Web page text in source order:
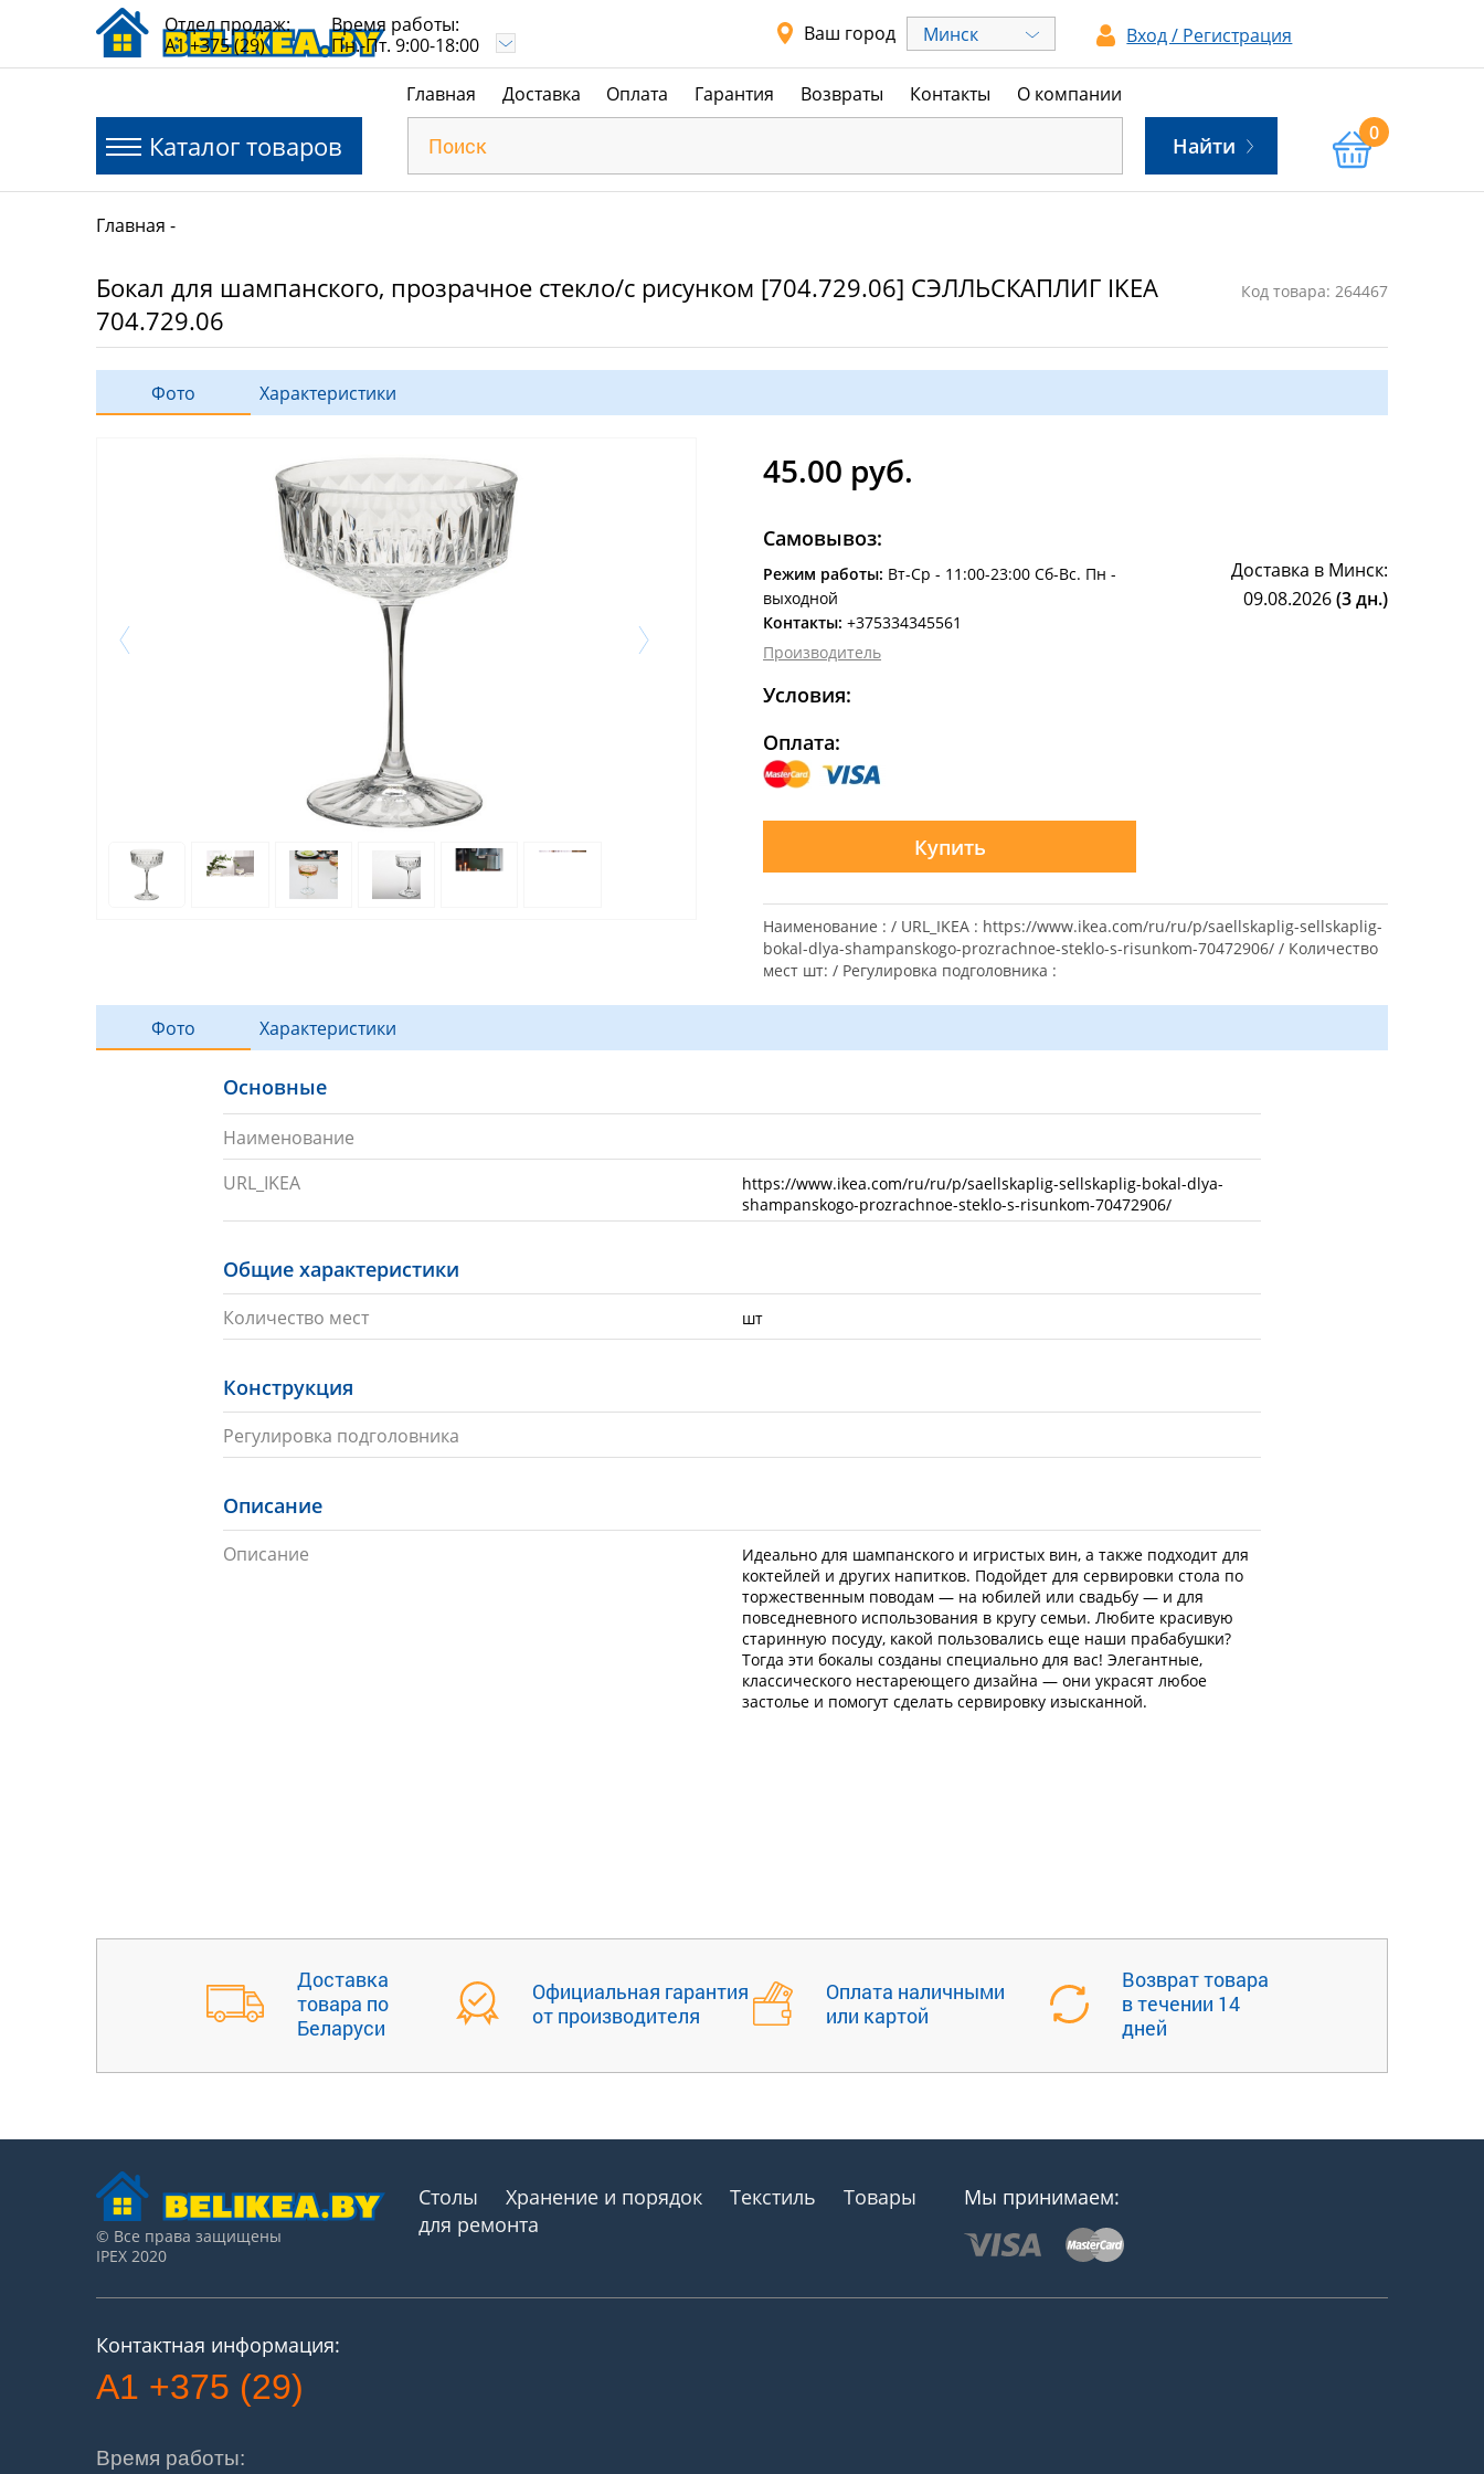
Каталог товаров
Отдел продаж:
A1 +375 (29)
Время работы:
Пн.-Пт. 9:00-18:00
Ваш город Минск Вход / Регистрация
Главная Доставка Оплата Гарантия Возвраты Контакты О компании
Найти 0
Главная
Бокал для шампанского, прозрачное стекло/с рисунком [704.729.06] СЭЛЛЬСКАПЛИГ IKEA
704.729.06
Код товара: 264467
Фото Характеристики
45.00 руб.
Самовывоз:
Режим работы: Вт-Ср - 11:00-23:00 Сб-Вс. Пн -
выходной
Контакты: +375334345561
Производитель
Доставка в Минск:
09.08.2026(3 дн.)
Условия:
Оплата:
Купить
Наименование : / URL_IKEA : https://www.ikea.com/ru/ru/p/saellskaplig-sellskaplig-
bokal-dlya-shampanskogo-prozrachnoe-steklo-s-risunkom-70472906/ / Количество
мест шт: / Регулировка подголовника :
Фото Характеристики
Основные
Наименование
URL_IKEA
https://www.ikea.com/ru/ru/p/saellskaplig-sellskaplig-bokal-dlya-
shampanskogo-prozrachnoe-steklo-s-risunkom-70472906/
Общие характеристики
Количество мест шт
Конструкция
Регулировка подголовника
Описание
Описание
Идеально для шампанского и игристых вин, а также подходит для
коктейлей и других напитков. Подойдет для сервировки стола по
торжественным поводам — на юбилей или свадьбу — и для
повседневного использования в кругу семьи. Любите красивую
старинную посуду, какой пользовались еще наши прабабушки?
Тогда эти бокалы созданы специально для вас! Элегантные,
классического нестареющего дизайна — они украсят любое
застолье и помогут сделать сервировку изысканной.
Доставка
товара по
Беларуси
Официальная гарантия
от производителя
Оплата наличными
или картой
Возврат товара
в течении 14
дней
© Все права защищены
IPEX 2020
Столы Хранение и порядок Текстиль
Товары
для ремонта
Мы принимаем:
Контактная информация:
A1 +375 (29)
Время работы: